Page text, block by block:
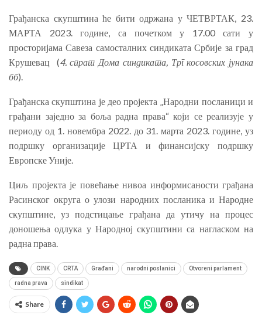
Грађанска скупштина ће бити одржана у ЧЕТВРТАК, 23.
МАРТА 2023. године, са почетком у 17.00 сати у
просторијама Савеза самосталних синдиката Србије за град
Крушевац (4. спрат Дома синдиката, Трг косовских јунака
бб).
Грађанска скупштина је део пројекта „Народни посланици и
грађани заједно за боља радна права“ који се реализује у
периоду од 1. новембра 2022. до 31. марта 2023. године, уз
подршку организације ЦРТА и финансијску подршку
Европске Уније.
Циљ пројекта је повећање нивоа информисаности грађана
Расинског округа о улози народних посланика и Народне
скупштине, уз подстицање грађана да утичу на процес
доношења одлука у Народној скупштини са нагласком на
радна права.
CINK CRTA Građani narodni poslanici Otvoreni parlament
radna prava sindikat
Share